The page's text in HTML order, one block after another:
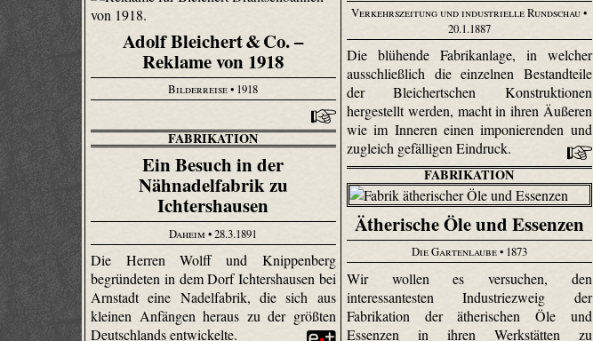
Verkehrszeitung und industrielle Rundschau•
20.1.1887
Die blühende Fabrikanlage, in welcher
ausschließlich die einzelnen Bestandteile
der Bleichert­schen Konstruktionen
hergestellt werden, macht in ihren Äußeren
wie im Inneren einen imponierenden und
zugleich gefälligen Eindruck.
Adolf Bleichert & Co. –
Reklame von 1918
Bilderreise• 1918
FABRIKATION
Ein Besuch in der
Nähnadelfabrik zu
Ichtershausen
Daheim• 28.3.1891
Die Herren Wolff und Knippenberg
begründeten in dem Dorf Ichtershausen bei
Arnstadt eine Nadelfabrik, die sich aus
kleinen Anfängen heraus zu der größten
Deutschlands entwickelte.
FABRIKATION
Ätherische Öle und Essenzen
Die Gartenlaube• 1873
Wir wollen es versuchen, den
interessantesten Industriezweig der
Fabrikation der ätherischen Öle und
Essenzen in ihren Werkstätten zu